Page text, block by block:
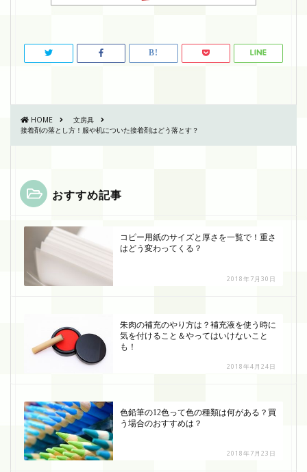
HOME
文房具
接着剤の落とし方！服や机についた接着剤はどう落とす？
おすすめ記事
コピー用紙のサイズと厚さを一覧で！重さ
はどう変わってくる？
2018年7月30日
朱肉の補充のやり方は？補充液を使う時に
気を付けること＆やってはいけないこと
も！
2018年4月24日
色鉛筆の12色って色の種類は何がある？買
う場合のおすすめは？
2018年7月23日